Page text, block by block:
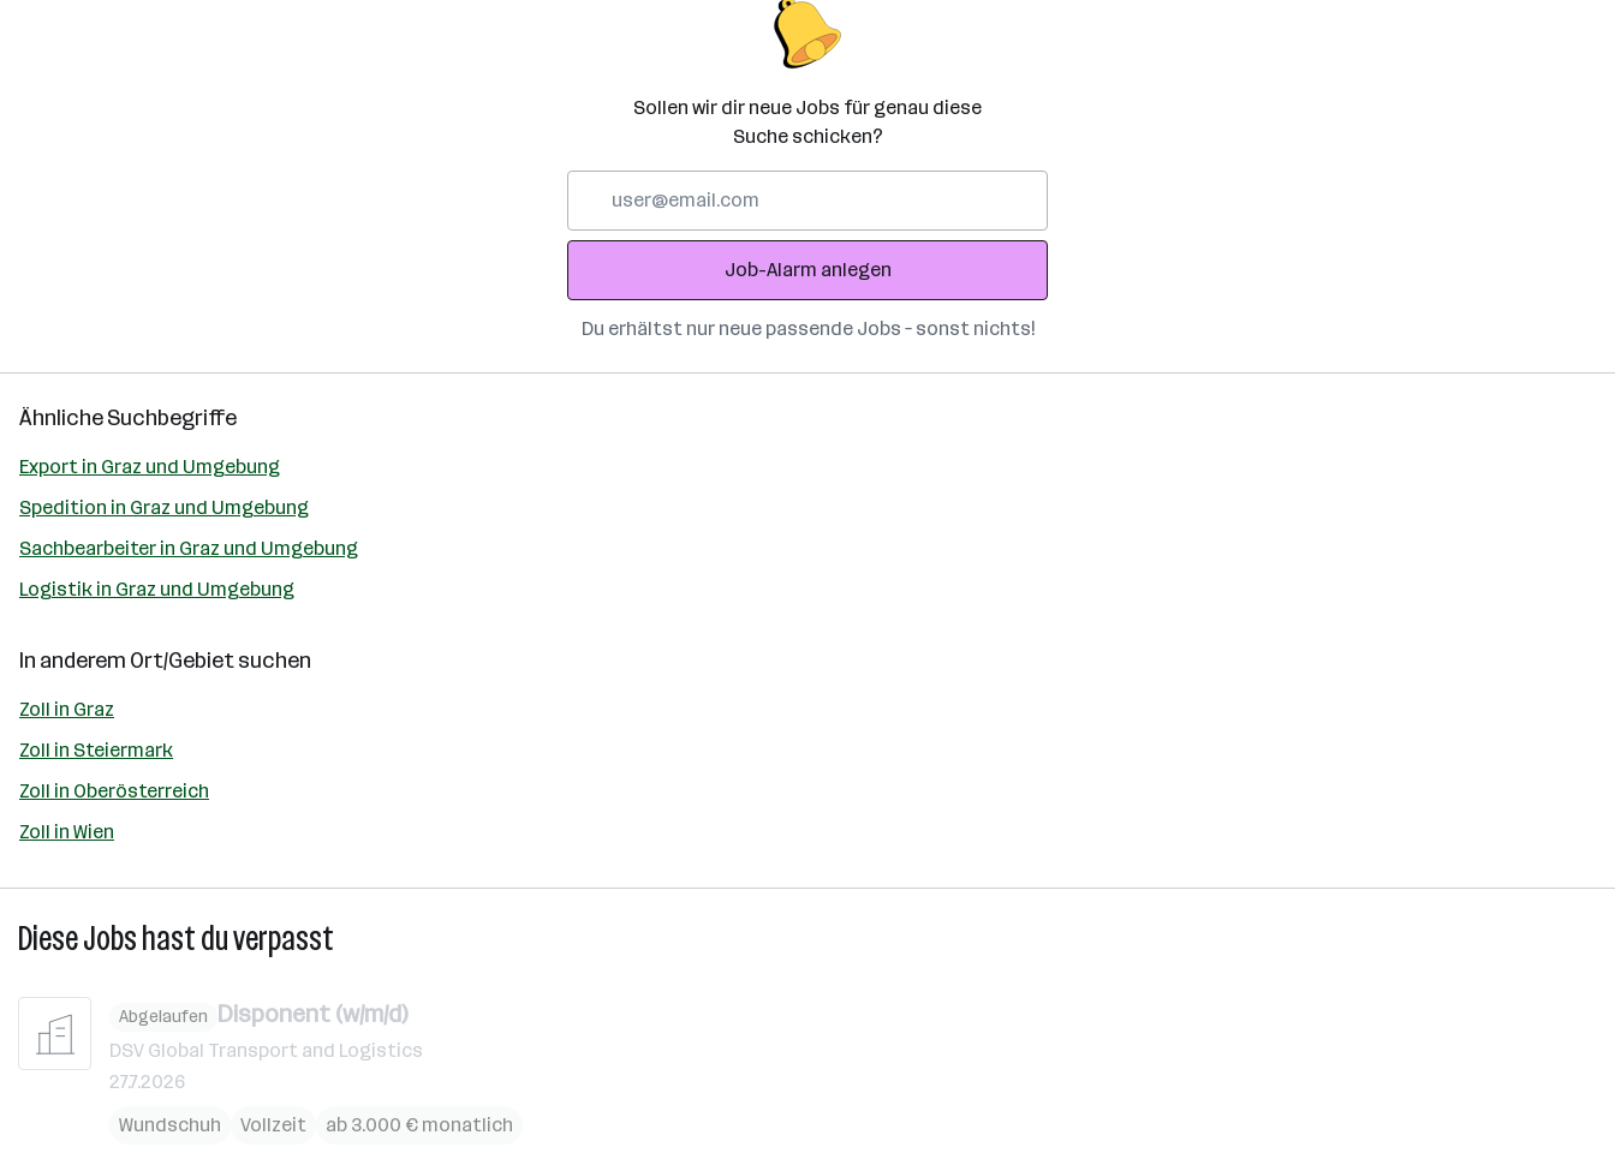
Sollen wir dir neue Jobs für genau diese
Suche schicken?
Adresse
Job-Alarm anlegen
Du erhältst nur neue passende Jobs – sonst nichts!
Ähnliche Suchbegriffe
Export in Graz und Umgebung
Spedition in Graz und Umgebung
Sachbearbeiter in Graz und Umgebung
Logistik in Graz und Umgebung
In anderem Ort/Gebiet suchen
Zoll in Graz
Zoll in Steiermark
Zoll in Oberösterreich
Zoll in Wien
Diese Jobs hast du verpasst
Abgelaufen Disponent (w/m/d)
DSV Global Transport and Logistics
27.7.2026
Wundschuh
Vollzeit ab 3.000 € monatlich